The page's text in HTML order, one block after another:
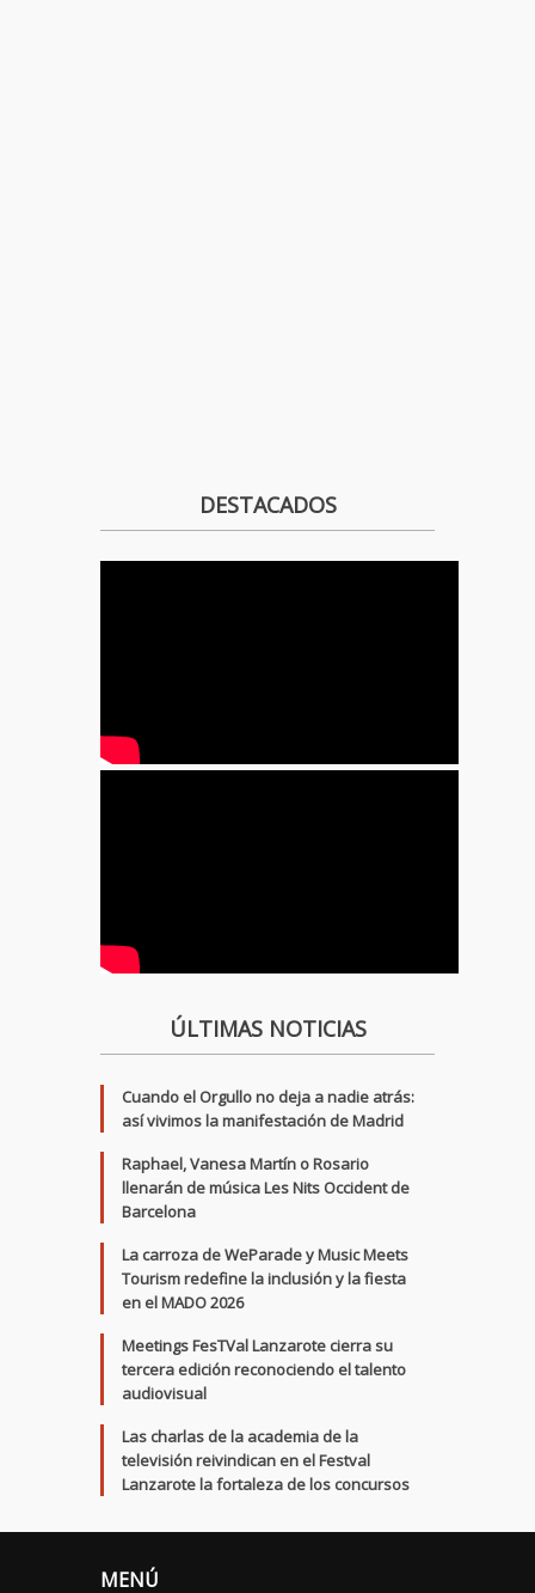
DESTACADOS
ÚLTIMAS NOTICIAS
Cuando el Orgullo no deja a nadie atrás:
así vivimos la manifestación de Madrid
Raphael, Vanesa Martín o Rosario
llenarán de música Les Nits Occident de
Barcelona
La carroza de WeParade y Music Meets
Tourism redefine la inclusión y la fiesta
en el MADO 2026
Meetings FesTVal Lanzarote cierra su
tercera edición reconociendo el talento
audiovisual
Las charlas de la academia de la
televisión reivindican en el Festval
Lanzarote la fortaleza de los concursos
MENÚ